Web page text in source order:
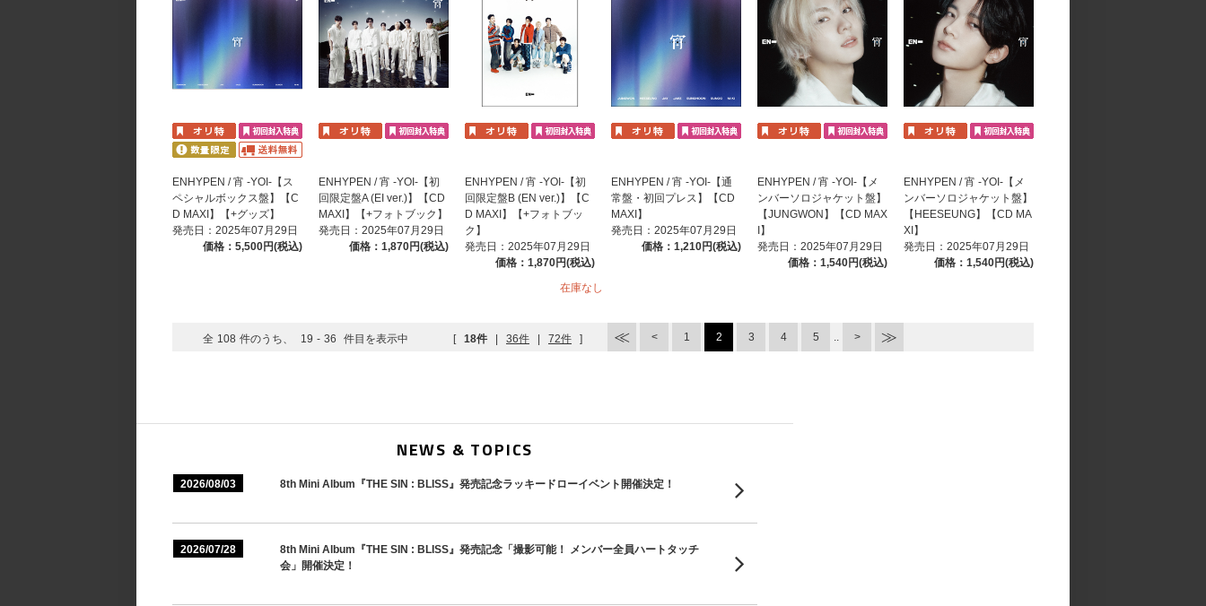
ENHYPEN / 宵 -YOI-【ス
ペシャルボックス盤】【C
D MAXI】【+グッズ】
発売日：2025年07月29日
価格：5,500円(税込)
ENHYPEN / 宵 -YOI-【初
回限定盤A (EI ver.)】【CD
MAXI】【+フォトブック】
発売日：2025年07月29日
価格：1,870円(税込)
ENHYPEN / 宵 -YOI-【初
回限定盤B (EN ver.)】【C
D MAXI】【+フォトブッ
ク】
発売日：2025年07月29日
価格：1,870円(税込)
在庫なし
ENHYPEN / 宵 -YOI-【通
常盤・初回プレス】【CD
MAXI】
発売日：2025年07月29日
価格：1,210円(税込)
ENHYPEN / 宵 -YOI-【メ
ンバーソロジャケット盤】
【JUNGWON】【CD MAX
I】
発売日：2025年07月29日
価格：1,540円(税込)
ENHYPEN / 宵 -YOI-【メ
ンバーソロジャケット盤】
【HEESEUNG】【CD MA
XI】
発売日：2025年07月29日
価格：1,540円(税込)
全 108 件のうち、 19 - 36 件目を表示中 [ 18件 | 36件 | 72件 ] 1 2 3 4 5
NEWS & TOPICS
2026/08/03 8th Mini Album『THE SIN : BLISS』発売記念ラッキードローイベント開催決定！
2026/07/28
8th Mini Album『THE SIN : BLISS』発売記念「撮影可能！ メンバー全員ハートタッチ
会」開催決定！